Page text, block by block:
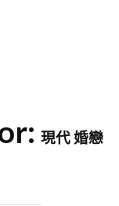
現代 婚戀